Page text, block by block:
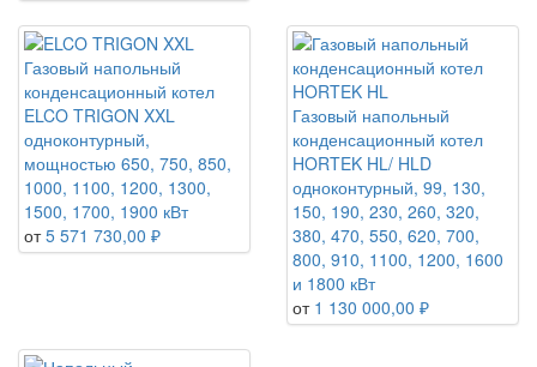
Газовый напольный
конденсационный котел
ELCO TRIGON XXL
одноконтурный,
мощностью 650, 750, 850,
1000, 1100, 1200, 1300,
1500, 1700, 1900 кВт
от 5 571 730,00 ₽
Газовый напольный
конденсационный котел
HORTEK HL/ HLD
одноконтурный, 99, 130,
150, 190, 230, 260, 320,
380, 470, 550, 620, 700,
800, 910, 1100, 1200, 1600
и 1800 кВт
от 1 130 000,00 ₽